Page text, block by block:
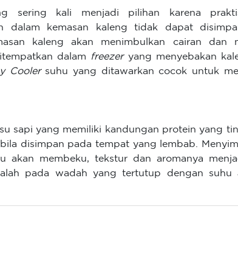
sering kali menjadi pilihan karena
dalam kemasan kaleng tidak dapat
kaleng akan menimbulkan cairan dan
dalam
freezeryang menyebakan
Coolersuhu yang ditawarkan cocok untuk
sapi yang memiliki kandungan protein yang
disimpan pada tempat yang lembab.
akan membeku, tekstur dan aromanya
pada wadah yang tertutup dengan suhu